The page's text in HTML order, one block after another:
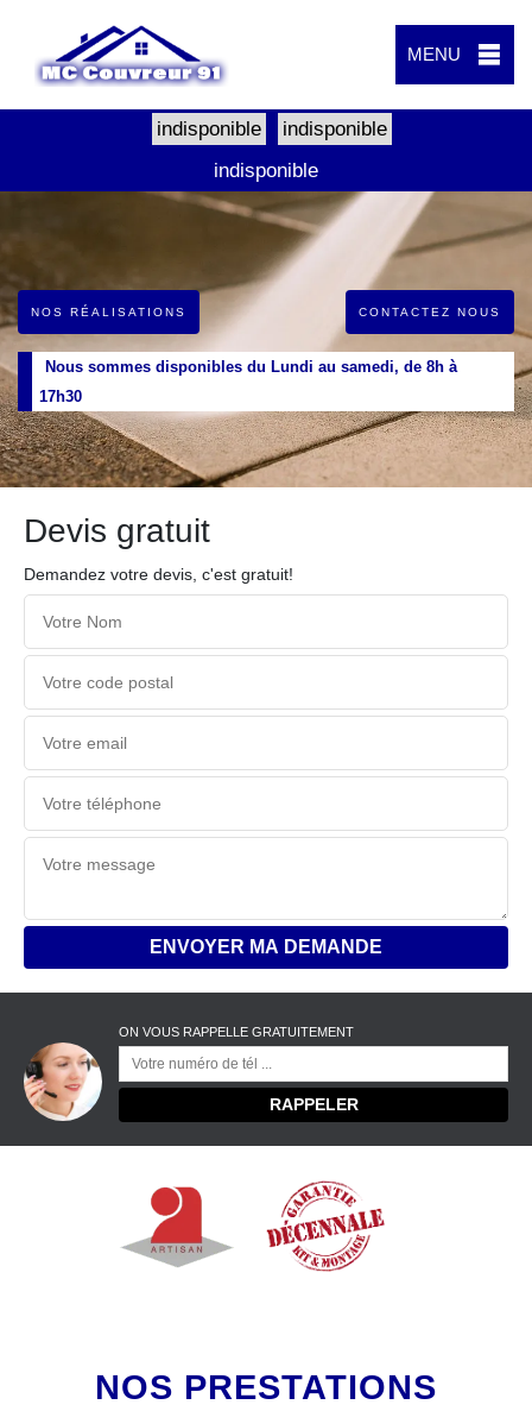
MENU
indisponible
indisponible
indisponible
NOS RÉALISATIONS CONTACTEZ NOUS
Nous sommes disponibles du Lundi au samedi, de 8h à
17h30
Devis gratuit
Demandez votre devis, c'est gratuit!
ON VOUS RAPPELLE GRATUITEMENT
NOS PRESTATIONS